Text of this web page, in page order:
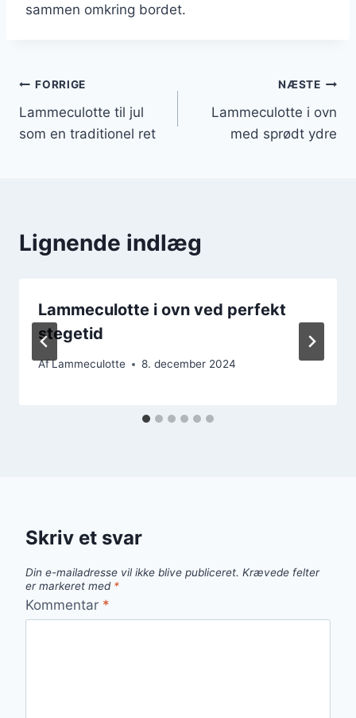
sammen omkring bordet.
Indlægsnavigation
FORRIGE
Lammeculotte til jul
som en traditionel ret
NÆSTE
Lammeculotte i ovn
med sprødt ydre
Lignende indlæg
Lammeculotte i ovn ved perfekt
stegetid
AfLammeculotte 8. december 2024
Skriv et svar
Din e-mailadresse vil ikke blive publiceret. Krævede felter
er markeret med *
Kommentar *